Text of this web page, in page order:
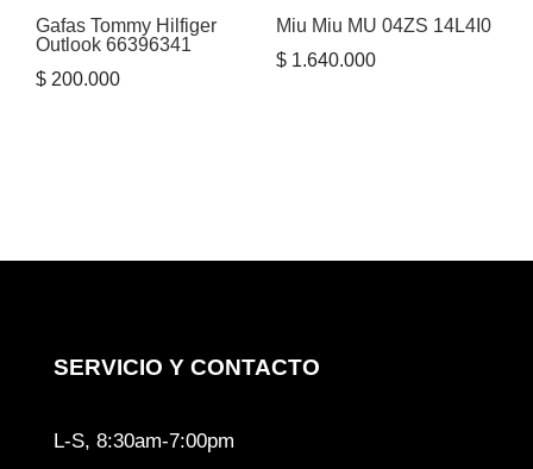
Gafas Tommy Hilfiger
Outlook 66396341
$ 200.000
Miu Miu MU 04ZS 14L4I0
$1.640.000
SERVICIO Y CONTACTO
L-S, 8:30am-7:00pm